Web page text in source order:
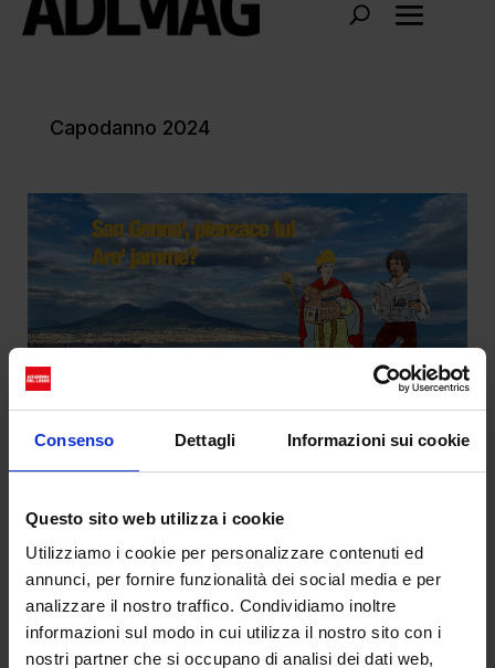
Consenso Dettagli Informazioni sui cookie
Questo sito web utilizza i cookie
Utilizziamo i cookie per personalizzare contenuti ed
annunci, per fornire funzionalità dei social media e per
analizzare il nostro traffico. Condividiamo inoltre
informazioni sul modo in cui utilizza il nostro sito con i
nostri partner che si occupano di analisi dei dati web,
Capodanno 2024
daGaia Simonetti |Gen 1, 2024
Tappa su Napoli per il capodanno 2024? I...